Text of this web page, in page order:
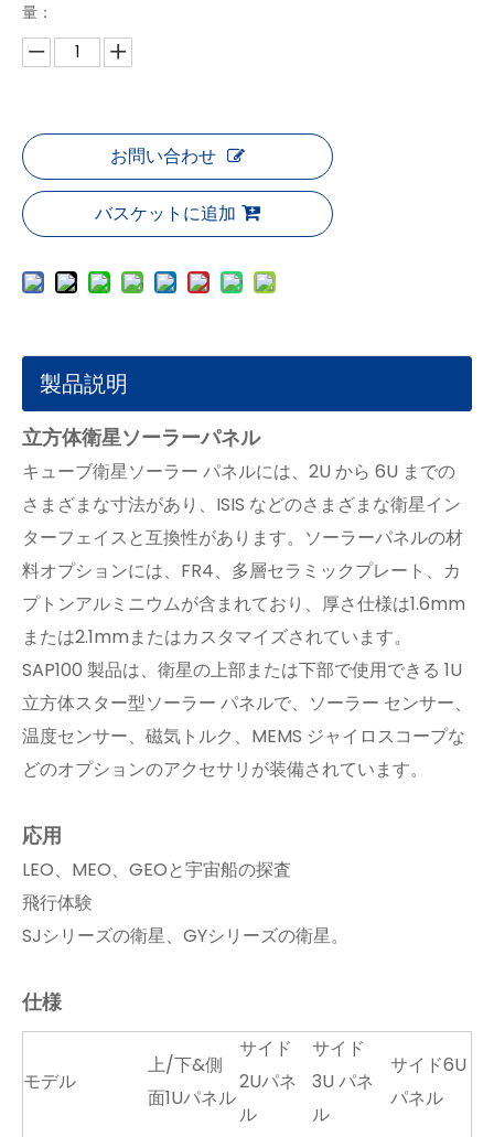
量：
お問い合わせ
バスケットに追加
製品説明
立方体衛星ソーラーパネル
キューブ衛星ソーラー パネルには、2U から 6U までの
さまざまな寸法があり、ISIS などのさまざまな衛星イン
ターフェイスと互換性があります。ソーラーパネルの材
料オプションには、FR4、多層セラミックプレート、カ
プトンアルミニウムが含まれており、厚さ仕様は1.6mm
または2.1mmまたはカスタマイズされています。
SAP100 製品は、衛星の上部または下部で使用できる 1U
立方体スター型ソーラー パネルで、ソーラー センサー、
温度センサー、磁気トルク、MEMS ジャイロスコープな
どのオプションのアクセサリが装備されています。
応用
LEO、MEO、GEOと宇宙船の探査
飛行体験
SJシリーズの衛星、GYシリーズの衛星。
仕様
モデル
上/下&側
面1Uパネル
サイド
2Uパネ
ル
サイド
3U パネ
ル
サイド6U
パネル